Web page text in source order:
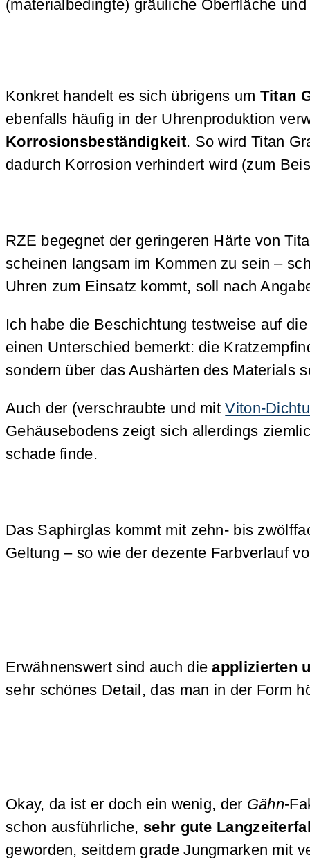
(materialbedingte) gräuliche Oberfläche
Konkret handelt es sich übrigens um Titan
ebenfalls häufig in der Uhrenproduktion
Korrosionsbeständigkeit. So wird Titan
dadurch Korrosion verhindert wird (zum
RZE begegnet der geringeren Härte von
scheinen langsam im Kommen zu sein –
Uhren zum Einsatz kommt, soll nach
Ich habe die Beschichtung testweise auf
einen Unterschied bemerkt: die
sondern über das Aushärten des Materials
Auch der (verschraubte und mitViton-
Gehäusebodens zeigt sich allerdings
schade finde.
Das Saphirglas kommt mit zehn- bis
Geltung – so wie der dezente Farbverlauf
Erwähnenswert sind auch dieapplizierten
sehr schönes Detail, das man in der Form
Okay, da ist er doch ein wenig, der Gähn-
schon ausführliche, sehr gute
geworden, seitdem grade Jungmarken mit